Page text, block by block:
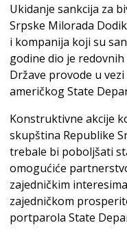
Ukidanje sankcija za
Srpske Milorada
i kompanija koji su
godine dio je
Države provode u
američkog State
Konstruktivne akcije
skupština Republike
trebale bi poboljšati
omogućiće
zajedničkim
zajedničkom
portparola State